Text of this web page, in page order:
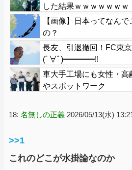
した結果ｗｗｗｗｗｗｗ
【画像】日本ってなん
の？
長友、引退撤回！FC
(ﾟ∀ﾟ)━━━━!!
車大手工場にも女性・
やスポットワーク
18: 名無しの正義 2026/05/13(水)
>>1
これのどこが水掛論なのか